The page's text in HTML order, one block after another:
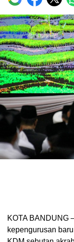
KOTA BANDUNG
kepengurusan